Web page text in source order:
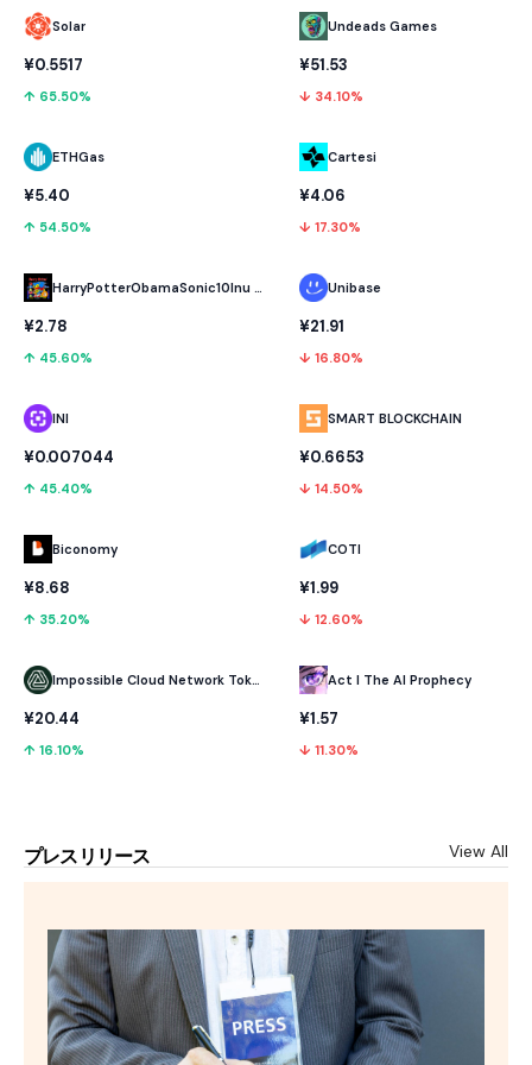
Solar
¥0.5517
↑ 65.50%
ETHGas
¥5.40
↑ 54.50%
HarryPotterObamaSonic10Inu (ETH)
¥2.78
↑ 45.60%
INI
¥0.007044
↑ 45.40%
Biconomy
¥8.68
↑ 35.20%
Impossible Cloud Network Token
¥20.44
↑ 16.10%
Undeads Games
¥51.53
↓ 34.10%
Cartesi
¥4.06
↓ 17.30%
Unibase
¥21.91
↓ 16.80%
SMART BLOCKCHAIN
¥0.6653
↓ 14.50%
COTI
¥1.99
↓ 12.60%
Act I The AI Prophecy
¥1.57
↓ 11.30%
プレスリリース View All